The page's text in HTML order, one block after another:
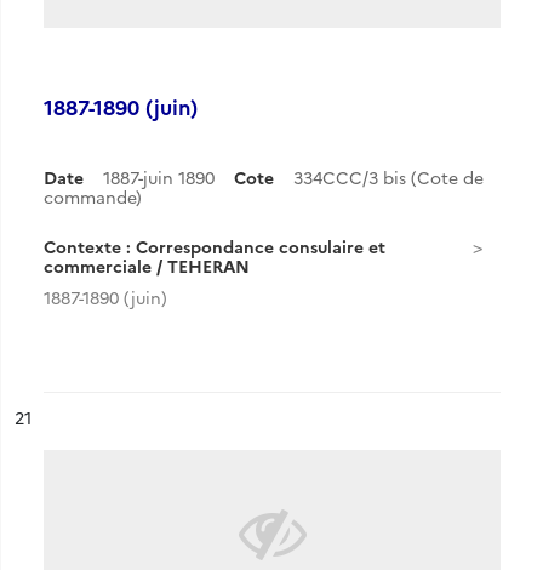
1887-1890 (juin)
Date 1887-juin 1890 Cote
334CCC/3 bis (Cote de
commande)
Contexte : Correspondance consulaire et
commerciale / TEHERAN
1887-1890 (juin)
n°
21